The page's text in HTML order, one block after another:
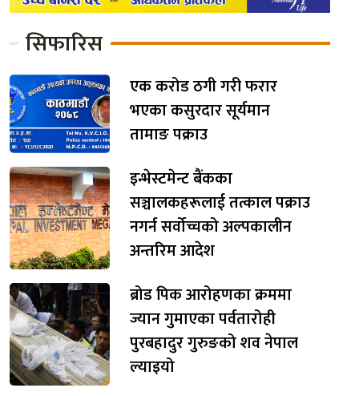
सिफारिस
एक करोड ठगी गरी फरार
भएका कसुरदार सूर्यमान
तामाङ पक्राउ
इन्भेस्टमेन्ट बैंकका
सञ्चालकहरूलाई तत्काल पक्राउ
नगर्न सर्वोच्चको अल्पकालीन
अन्तरिम आदेश
ब्रोड पिक आरोहणका क्रममा
ज्यान गुमाएका पर्वतारोही
पुरबहादुर गुरुङको शव नेपाल
ल्याइयो